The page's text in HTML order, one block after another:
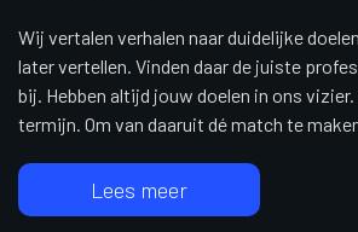
Wij vertalen verhalen naar duidelijke
later vertellen. Vinden daar de juiste
bij. Hebben altijd jouw doelen in ons vizier.
termijn. Om van daaruit dé match te
Lees meer